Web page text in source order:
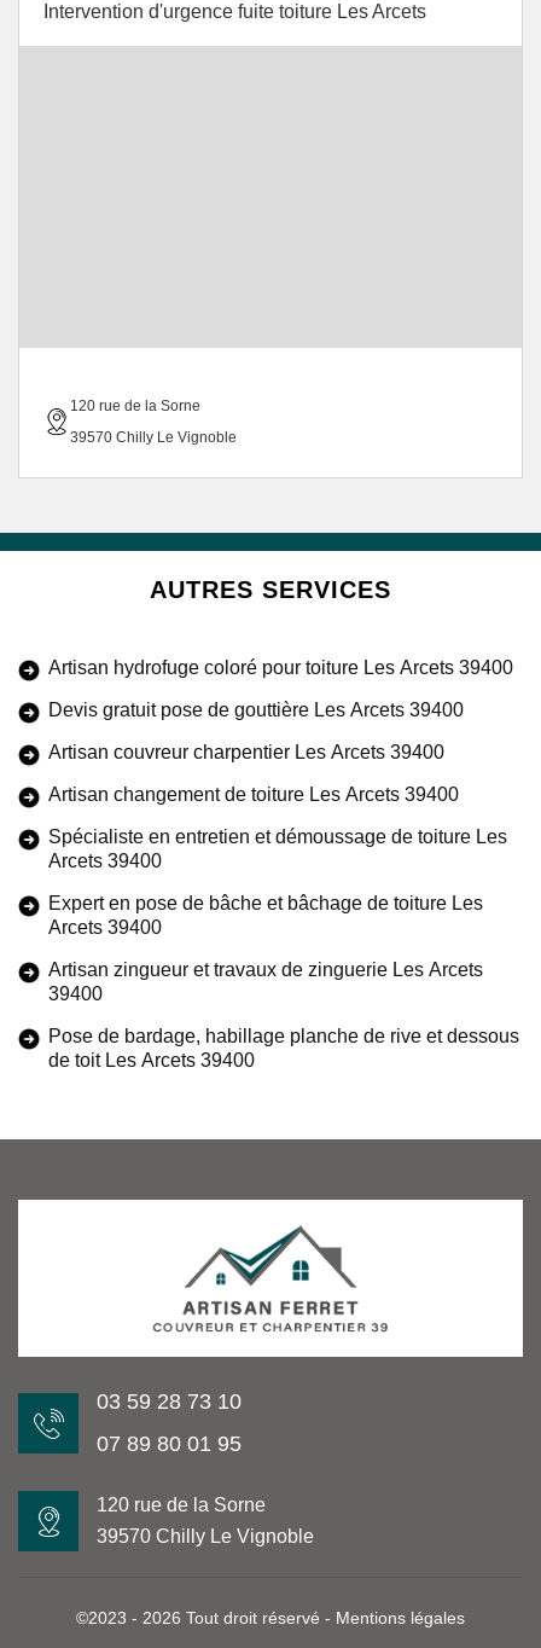
Intervention d'urgence fuite toiture Les Arcets
120 rue de la Sorne
39570 Chilly Le Vignoble
AUTRES SERVICES
Artisan hydrofuge coloré pour toiture Les Arcets 39400
Devis gratuit pose de gouttière Les Arcets 39400
Artisan couvreur charpentier Les Arcets 39400
Artisan changement de toiture Les Arcets 39400
Spécialiste en entretien et démoussage de toiture Les
Arcets 39400
Expert en pose de bâche et bâchage de toiture Les
Arcets 39400
Artisan zingueur et travaux de zinguerie Les Arcets
39400
Pose de bardage, habillage planche de rive et dessous
de toit Les Arcets 39400
03 59 28 73 10
07 89 80 01 95
120 rue de la Sorne
39570 Chilly Le Vignoble
©2023 - 2026 Tout droit réservé - Mentions légales